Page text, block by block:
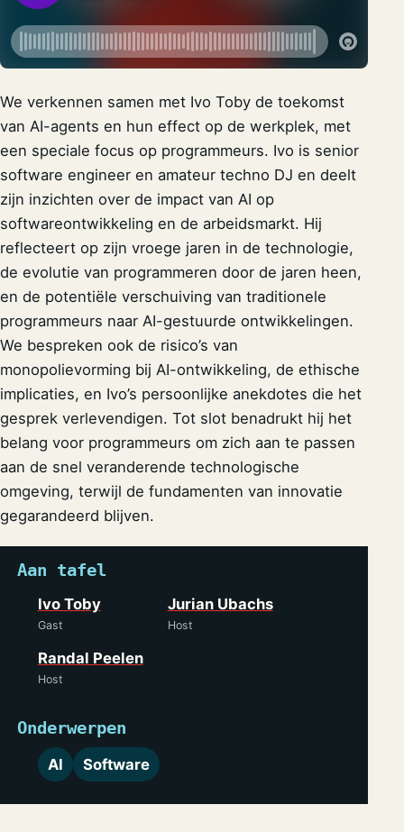
We verkennen samen met Ivo Toby de toekomst
van AI-agents en hun effect op de werkplek, met
een speciale focus op programmeurs. Ivo is senior
software engineer en amateur techno DJ en deelt
zijn inzichten over de impact van AI op
softwareontwikkeling en de arbeidsmarkt. Hij
reflecteert op zijn vroege jaren in de technologie,
de evolutie van programmeren door de jaren heen,
en de potentiële verschuiving van traditionele
programmeurs naar AI-gestuurde ontwikkelingen.
We bespreken ook de risico’s van
monopolievorming bij AI-ontwikkeling, de ethische
implicaties, en Ivo’s persoonlijke anekdotes die het
gesprek verlevendigen. Tot slot benadrukt hij het
belang voor programmeurs om zich aan te passen
aan de snel veranderende technologische
omgeving, terwijl de fundamenten van innovatie
gegarandeerd blijven.
Aan tafel
Ivo Toby
Gast
Jurian Ubachs
Host
Randal Peelen
Host
Onderwerpen
AI Software